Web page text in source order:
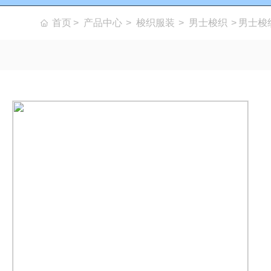
首页 产品中心 梭织服装 男士梭织 男士梭